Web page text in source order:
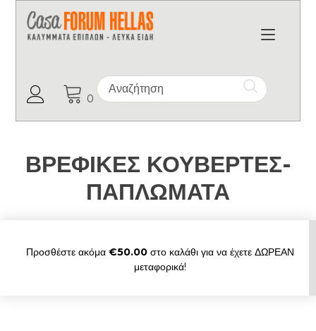
Ο Λογαριασμός μου
0
ΒΡΕΦΙΚΕΣ ΚΟΥΒΕΡΤΕΣ-
ΠΑΠΛΩΜΑΤΑ
Προσθέστε ακόμα €50.00στο καλάθι για να έχετε ΔΩΡΕΑΝ
μεταφορικά!